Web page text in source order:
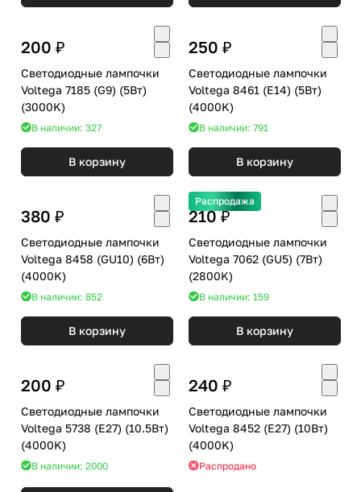
200 ₽
Светодиодные лампочки
Voltega 7185 (G9) (5Вт)
(3000K)
В наличии: 327
В корзину
250 ₽
Светодиодные лампочки
Voltega 8461 (E14) (5Вт)
(4000K)
В наличии: 791
В корзину
380 ₽
Светодиодные лампочки
Voltega 8458 (GU10) (6Вт)
(4000K)
В наличии: 852
В корзину
Распродажа
210 ₽
Светодиодные лампочки
Voltega 7062 (GU5) (7Вт)
(2800K)
В наличии: 159
В корзину
200 ₽
Светодиодные лампочки
Voltega 5738 (E27) (10.5Вт)
(4000K)
В наличии: 2000
240 ₽
Светодиодные лампочки
Voltega 8452 (E27) (10Вт)
(4000K)
Распродано